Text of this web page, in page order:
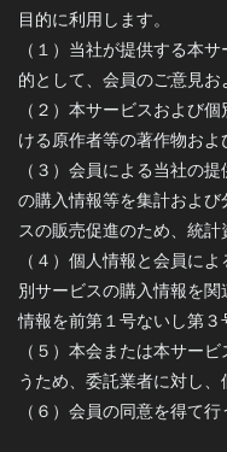
目的に利用します。
（１）当社が提供する本
的として、会員のご意見
（２）本サービスおよび
ける原作者等の著作物お
（３）会員による当社の
の購入情報等を集計およ
スの販売促進のため、統
（４）個人情報と会員に
別サービスの購入情報を
情報を前第１号ないし第３
（５）本会または本サー
うため、委託業者に対し
（６）会員の同意を得て